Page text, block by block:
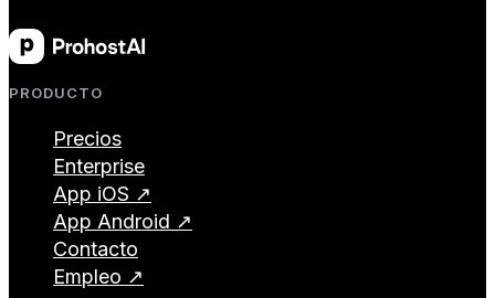
PRODUCTO
Precios
Enterprise
App iOS ↗
App Android ↗
Contacto
Empleo ↗